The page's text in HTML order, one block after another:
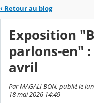
‹ Retour au blog
Exposition
parlons-en"
avril
Par MAGALI BON, publié le
18 mai 2026 14:49